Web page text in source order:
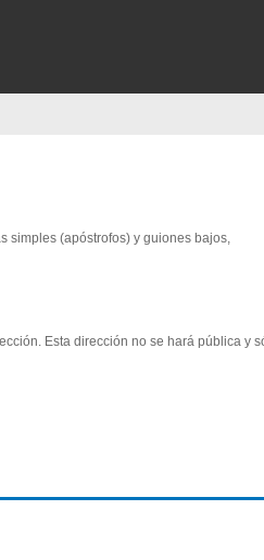
simples (apóstrofos) y guiones bajos,
Esta dirección no se hará pública